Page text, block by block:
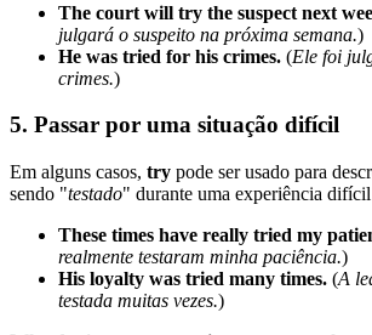
The court will try the suspect next
julgará o suspeito na próxima semana.)
He was tried for his crimes. (Ele foi
crimes.)
5. Passar por uma situação difícil
Em alguns casos, try pode ser usado para
sendo "testado" durante uma experiência
These times have really tried my
realmente testaram minha paciência.)
His loyalty was tried many times. (A
testada muitas vezes.)